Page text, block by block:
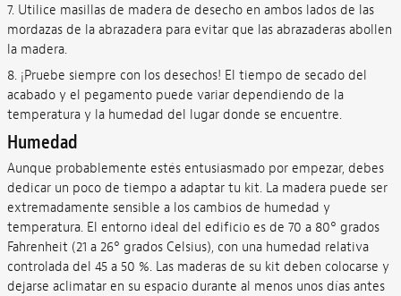
7. Utilice masillas de madera de desecho en ambos lados de las
mordazas de la abrazadera para evitar que las abrazaderas abollen
la madera.
8. ¡Pruebe siempre con los desechos! El tiempo de secado del
acabado y el pegamento puede variar dependiendo de la
temperatura y la humedad del lugar donde se encuentre.
Humedad
Aunque probablemente estés entusiasmado por empezar, debes
dedicar un poco de tiempo a adaptar tu kit. La madera puede ser
extremadamente sensible a los cambios de humedad y
temperatura. El entorno ideal del edificio es de 70 a 80° grados
Fahrenheit (21 a 26° grados Celsius), con una humedad relativa
controlada del 45 a 50 %. Las maderas de su kit deben colocarse y
dejarse aclimatar en su espacio durante al menos unos días antes